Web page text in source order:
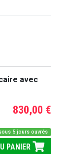
avec
830,00 €
5 jours ouvrés
PANIER